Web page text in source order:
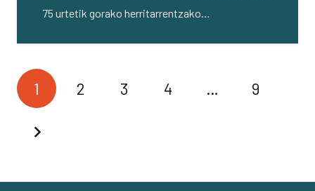
75 urtetik gorako herritarrentzako…
1 2 3 4 … 9